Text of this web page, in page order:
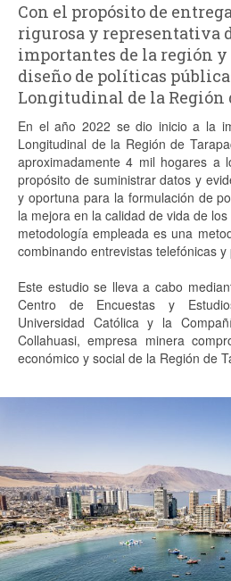
Noticias
Proyectos
Análisis
Contacto
Con el propósito de
rigurosa y representativa
importantes de la región
diseño de políticas
Longitudinal de la Región
En el año 2022 se dio inicio a la
Longitudinal de la Región de
aproximadamente 4 mil hogares a
propósito de suministrar datos y
y oportuna para la formulación de
la mejora en la calidad de vida de
metodología empleada es una
combinando entrevistas telefónicas y
Este estudio se lleva a cabo
Centro de Encuestas y
Universidad Católica y la
Collahuasi, empresa minera
económico y social de la Región de